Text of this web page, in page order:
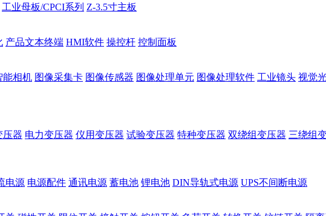
工业母板/CPCI系列 Z-3.5寸主板
产品文本终端 HMI软件 操控杆 控制面板
能相机 图像采集卡 图像传感器 图像处理单元 图像处理软件 工业镜头 视觉
压器 电力变压器 仪用变压器 试验变压器 特种变压器 双绕组变压器 三绕组
电源 电源配件 通讯电源 蓄电池 锂电池 DIN导轨式电源 UPS不间断电源